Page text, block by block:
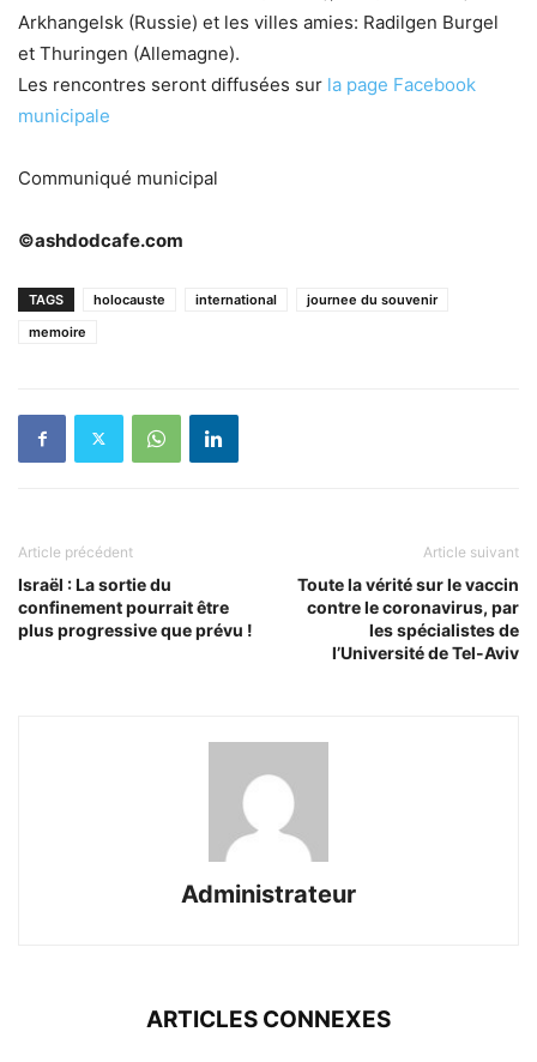
Arkhangelsk (Russie) et les villes amies: Radilgen Burgel
et Thuringen (Allemagne).
Les rencontres seront diffusées sur la page Facebook
municipale
Communiqué municipal
©ashdodcafe.com
TAGS holocauste international
journee du souvenir
memoire
Article précédent
Israël : La sortie du
confinement pourrait être
plus progressive que prévu !
Article suivant
Toute la vérité sur le vaccin
contre le coronavirus, par
les spécialistes de
l’Université de Tel-Aviv
Administrateur
ARTICLES CONNEXES